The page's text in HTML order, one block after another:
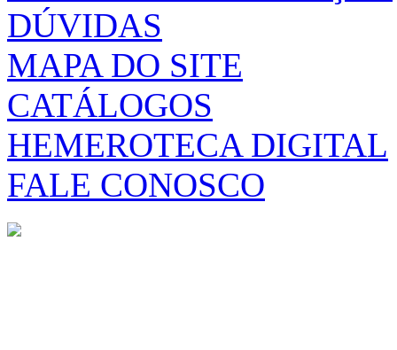
DÚVIDAS
MAPA DO SITE
CATÁLOGOS
HEMEROTECA DIGITAL
FALE CONOSCO